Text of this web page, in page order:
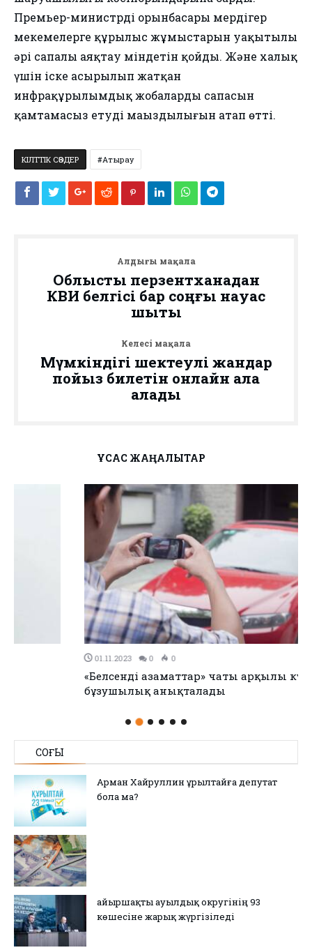
Премьер-министрдің орынбасары мердігер
мекемелерге құрылыс жұмыстарын уақытылы
әрі сапалы аяқтау міндетін қойды. Және халық
үшін іске асырылып жатқан
инфрақұрылымдық жобалардың сапасын
қамтамасыз етудің маңыздылығын атап өтті.
КІЛТТІК СӨЗДЕР Атырау
Алдыңғы мақала
Облыстық перзентханадан
КВИ белгісі бар соңғы науқас
шықты
Келесі мақала
Мүмкіндігі шектеулі жандар
пойыз билетін онлайн ала
алады
ҰҚСАС ЖАҢАЛЫҚТАР
0
«Белсенді азаматтар» чаты арқылы күніне 15 заң
бұзушылық анықталады
СОҢҒЫ
Арман Хайруллин Құрылтайға депутат
бола ма?
Қайыршақты ауылдық округінің 93
көшесіне жарық жүргізіледі